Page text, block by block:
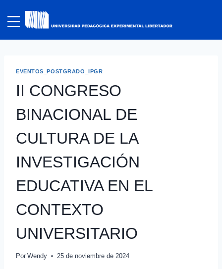
EVENTOS_POSTGRADO_IPGR
II CONGRESO
BINACIONAL DE
CULTURA DE LA
INVESTIGACIÓN
EDUCATIVA EN EL
CONTEXTO
UNIVERSITARIO
Por Wendy 25 de noviembre de 2024